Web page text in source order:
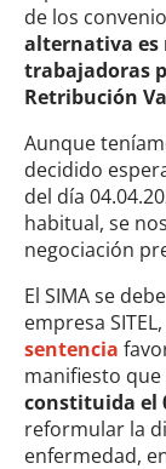
de los
alternativa es
trabajadoras
Retribución
Aunque
decidido
del día
habitual, se
negociación
El SIMA se
empresa
sentencia
manifiesto que
constituida el
reformular la
enfermedad,